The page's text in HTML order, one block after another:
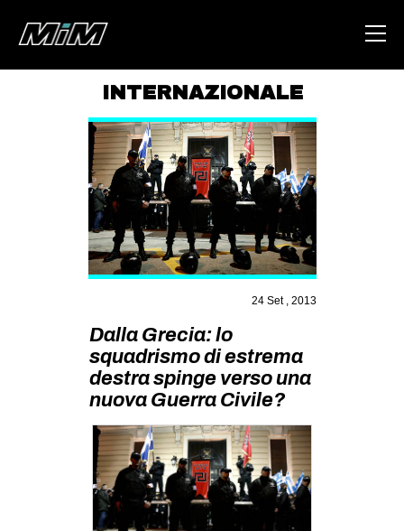
ABOUT
AREA
DEGENERAZIONE
GAZA FREESTYLE
STUDENTI TSUNAMI
ZAM
MOBILITAZIONI
SPAZI
SPORT POPOLARE
INTERNAZIONALE
24 Set , 2013
Dalla Grecia: lo
squadrismo di estrema
destra spinge verso una
nuova Guerra Civile?